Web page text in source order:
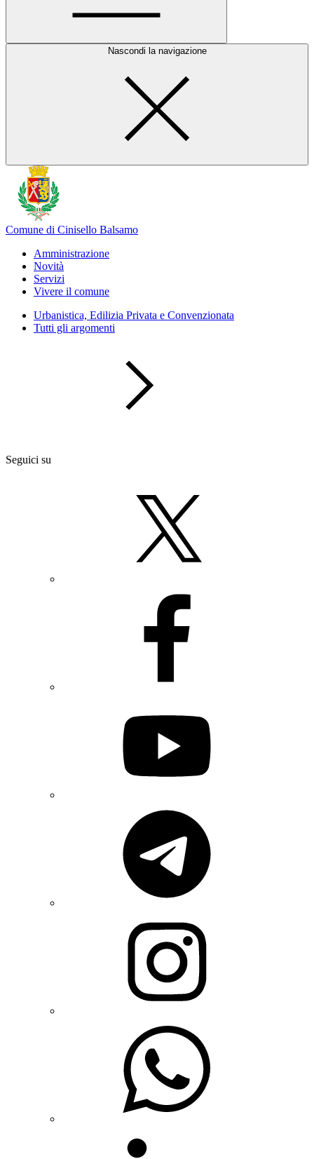
Nascondi la navigazione
Comune di Cinisello Balsamo
Amministrazione
Novità
Servizi
Vivere il comune
Urbanistica, Edilizia Privata e Convenzionata
Tutti gli argomenti
Seguici su